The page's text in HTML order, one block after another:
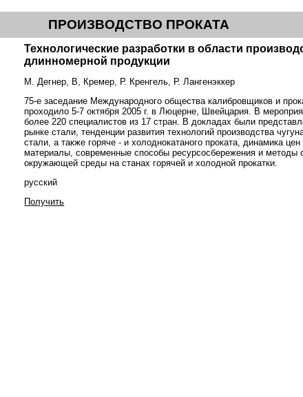
ПРОИЗВОДСТВО ПРОКАТА
Технологические разработки в области
длинномерной продукции
М. Дегнер, В, Кремер, Р. Кренгель, Р. Лангенэккер
75-е заседание Международного общества калибровщиков и
проходило 5-7 октября 2005 г. в Люцерне, Швейцария. В
более 220 специалистов из 17 стран. В докладах были
рынке стали, тенденции развития технологий производства
стали, а также горяче - и холоднокатаного проката, динамика
материалы, современные способы ресурсосбережения и методы
окружающей среды на станах горячей и холодной прокатки.
русский
Получить